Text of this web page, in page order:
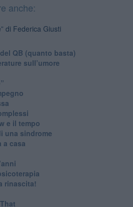
anche:
di Federica Giusti
QB (quanto basta)
sull’umore
e il tempo
una sindrome
a casa
rinascita!